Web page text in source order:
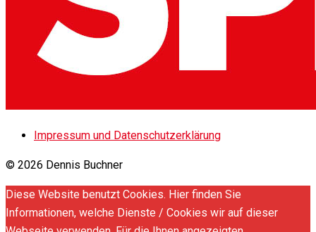
Impressum und Datenschutzerklärung
© 2026 Dennis Buchner
Diese Website benutzt Cookies. Hier finden Sie
Informationen, welche Dienste / Cookies wir auf dieser